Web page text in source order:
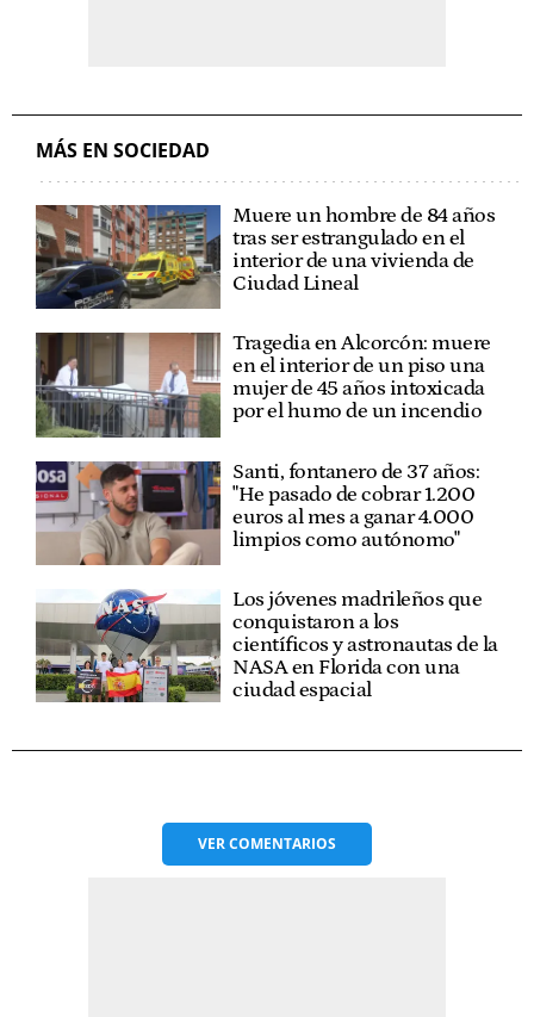
MÁS EN SOCIEDAD
Muere un hombre de 84 años
tras ser estrangulado en el
interior de una vivienda de
Ciudad Lineal
Tragedia en Alcorcón: muere
en el interior de un piso una
mujer de 45 años intoxicada
por el humo de un incendio
Santi, fontanero de 37 años:
"He pasado de cobrar 1.200
euros al mes a ganar 4.000
limpios como autónomo"
Los jóvenes madrileños que
conquistaron a los
científicos y astronautas de la
NASA en Florida con una
ciudad espacial
VERCOMENTARIOS